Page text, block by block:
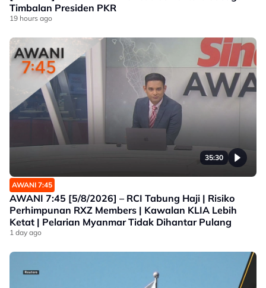
Timbalan Presiden PKR
19 hours ago
35:30
AWANI 7:45
AWANI 7:45 [5/8/2026] – RCI Tabung Haji | Risiko
Perhimpunan RXZ Members | Kawalan KLIA Lebih
Ketat | Pelarian Myanmar Tidak Dihantar Pulang
1 day ago